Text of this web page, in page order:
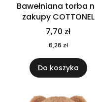
Bawełniana torba
zakupy COTTONEL
COLOUR++ MO9846-
7,70 zł
6,26 zł
Do koszyka